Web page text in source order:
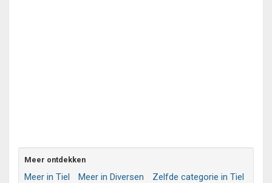
Meer ontdekken
Meer in Tiel Meer in Diversen
Zelfde categorie in Tiel